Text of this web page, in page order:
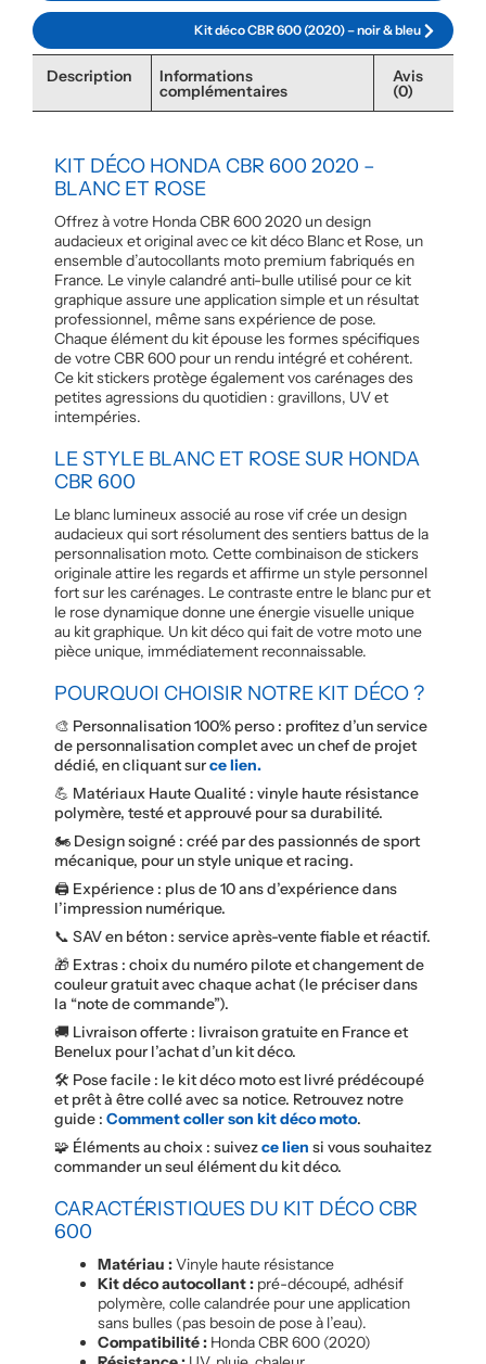
Kit déco CBR 600 (2020) – noir & bleu
Description Informations
complémentaires
Avis
(0)
KIT DÉCO HONDA CBR 600 2020 –
BLANC ET ROSE
Offrez à votre Honda CBR 600 2020 un design
audacieux et original avec ce kit déco Blanc et Rose, un
ensemble d’autocollants moto premium fabriqués en
France. Le vinyle calandré anti-bulle utilisé pour ce kit
graphique assure une application simple et un résultat
professionnel, même sans expérience de pose.
Chaque élément du kit épouse les formes spécifiques
de votre CBR 600 pour un rendu intégré et cohérent.
Ce kit stickers protège également vos carénages des
petites agressions du quotidien : gravillons, UV et
intempéries.
LE STYLE BLANC ET ROSE SUR HONDA
CBR 600
Le blanc lumineux associé au rose vif crée un design
audacieux qui sort résolument des sentiers battus de la
personnalisation moto. Cette combinaison de stickers
originale attire les regards et affirme un style personnel
fort sur les carénages. Le contraste entre le blanc pur et
le rose dynamique donne une énergie visuelle unique
au kit graphique. Un kit déco qui fait de votre moto une
pièce unique, immédiatement reconnaissable.
POURQUOI CHOISIR NOTRE KIT DÉCO ?
🎨 Personnalisation 100% perso : profitez d’un service
de personnalisation complet avec un chef de projet
dédié, en cliquant surce lien.
💪 Matériaux Haute Qualité : vinyle haute résistance
polymère, testé et approuvé pour sa durabilité.
🏍️ Design soigné : créé par des passionnés de sport
mécanique, pour un style unique et racing.
🖨️ Expérience : plus de 10 ans d’expérience dans
l’impression numérique.
📞 SAV en béton : service après-vente fiable et réactif.
🎁 Extras : choix du numéro pilote et changement de
couleur gratuit avec chaque achat (le préciser dans
la “note de commande”).
🚚 Livraison offerte : livraison gratuite en France et
Benelux pour l’achat d’un kit déco.
🛠️ Pose facile : le kit déco moto est livré prédécoupé
et prêt à être collé avec sa notice. Retrouvez notre
guide : Comment coller son kit déco moto.
🧩 Éléments au choix : suivezce lien si vous souhaitez
commander un seul élément du kit déco.
CARACTÉRISTIQUES DU KIT DÉCO CBR
600
Matériau :Vinyle haute résistance
Kit déco autocollant : pré-découpé, adhésif
polymère, colle calandrée pour une application
sans bulles (pas besoin de pose à l’eau).
Compatibilité : Honda CBR 600 (2020)